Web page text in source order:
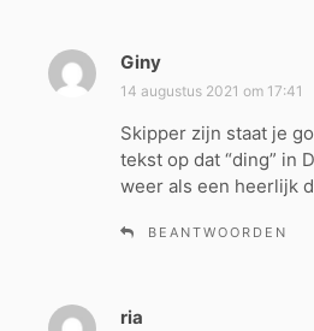
Giny
c
r
e
e
14 augustus 2021 om 17:41
Skipper zijn staat je
tekst op dat “ding” in
weer als een heerlijk
BEANTWOORDEN
ria